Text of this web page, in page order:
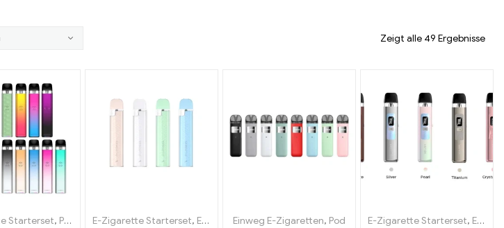
Zeigt alle 49 Ergebnisse
Starterset, Pod
E-Zigarette Starterset, Einweg E-zigarette mit Nikotin ,Einweg E-Zigaretten,Pod
Einweg E-Zigaretten, Pod
E-Zigarette Starterset, Einweg E-Zigaretten